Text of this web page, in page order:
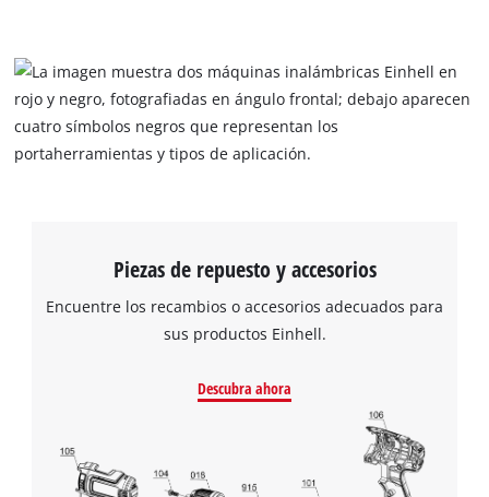
Piezas de repuesto y accesorios
Encuentre los recambios o accesorios adecuados para
sus productos Einhell.
Descubra ahora